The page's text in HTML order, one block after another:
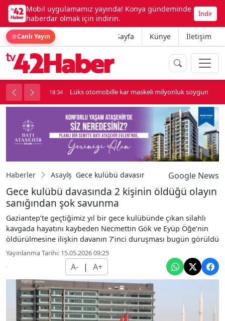
Mobil uygulamamız yayında! Konya gündeminde
haberdar olmak için indirin.
İndir
Canlı Yayın Ana Sayfa Künye İletişim
kavga çıktı 18:34 Lüks otomobille kar maskeli milyonluk soygun
Haberler Asayiş Gece kulübü davasında 2 kişinin öldüğü
Google News
Gece kulübü davasında 2 kişinin öldüğü olayın
sanığından şok savunma
Gaziantep’te geçtiğimiz yıl bir gece kulübünde çıkan silahlı
kavgada hayatını kaybeden Necmettin Gök ve Eyüp Öğe’nin
öldürülmesine ilişkin davanın 7’inci duruşması bugün görüldü
Yayınlanma Tarihi: 15.05.2026 09:25
A- | A+